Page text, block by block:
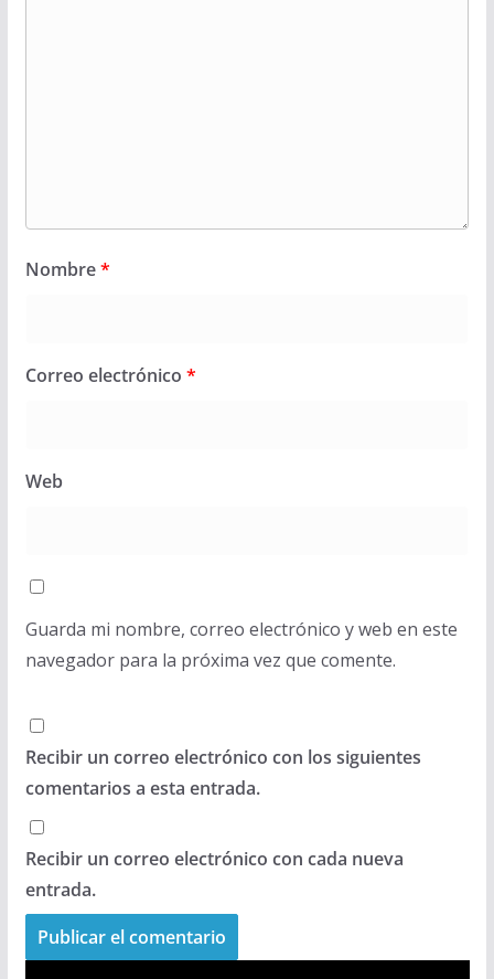
Nombre*
Correo electrónico *
Web
Guarda mi nombre, correo electrónico y web en este
navegador para la próxima vez que comente.
Recibir un correo electrónico con los siguientes
comentarios a esta entrada.
Recibir un correo electrónico con cada nueva
entrada.